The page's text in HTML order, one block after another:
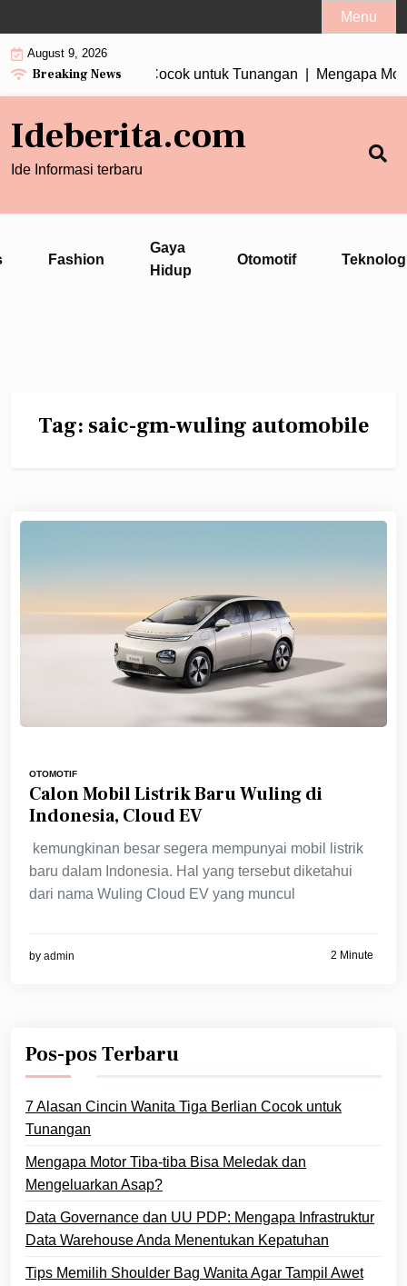
to
content
Menu
August 9, 2026
Breaking News
Wanita Tiga Berlian Cocok untuk Tunangan | Mengapa
Ideberita.com
Ide Informasi terbaru
Fashion
Gaya
Hidup
Otomotif
Tag: saic-gm-wuling automobile
OTOMOTIF
Calon Mobil Listrik Baru Wuling di
Indonesia, Cloud EV
kemungkinan besar segera mempunyai mobil listrik
baru dalam Indonesia. Hal yang tersebut diketahui
dari nama Wuling Cloud EV yang muncul
by admin 2 Minute
Pos-pos Terbaru
7 Alasan Cincin Wanita Tiga Berlian Cocok untuk
Tunangan
Mengapa Motor Tiba-tiba Bisa Meledak dan
Mengeluarkan Asap?
Data Governance dan UU PDP: Mengapa Infrastruktur
Data Warehouse Anda Menentukan Kepatuhan
Tips Memilih Shoulder Bag Wanita Agar Tampil Awet